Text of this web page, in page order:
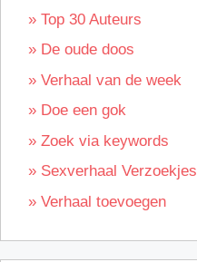
» Top 30 Auteurs
» De oude doos
» Verhaal van de week
» Doe een gok
» Zoek via keywords
» Sexverhaal Verzoekjes
» Verhaal toevoegen